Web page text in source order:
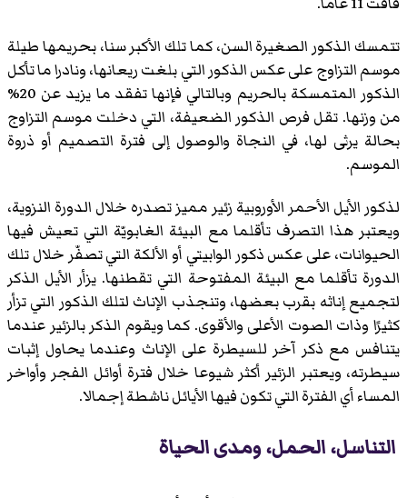
تتمسك الذكور الصغيرة السن، كما تلك الأكبر سنا، بحريمها طيلة
موسم التزاوج على عكس الذكور التي بلغت ريعانها، ونادرا ما تأكل
الذكور المتمسكة بالحريم وبالتالي فإنها تفقد ما يزيد عن 20%
من وزنها. تقل فرص الذكور الضعيفة، التي دخلت موسم التزاوج
بحالة يرثى لها، في النجاة والوصول إلى فترة التصميم أو ذروة
الموسم.
لذكور الأيل الأحمر الأوروبية زئير مميز تصدره خلال الدورة النزوية،
ويعتبر هذا التصرف تأقلما مع البيئة الغابويّة التي تعيش فيها
الحيوانات، على عكس ذكور الوابيتي أو الألكة التي تصفّر خلال تلك
الدورة تأقلما مع البيئة المفتوحة التي تقطنها. يزأر الأيل الذكر
لتجميع إناثه بقرب بعضها، وتنجذب الإناث لتلك الذكور التي تزأر
كثيرًا وذات الصوت الأعلى والأقوى. كما ويقوم الذكر بالزئير عندما
يتنافس مع ذكر آخر للسيطرة على الإناث وعندما يحاول إثبات
سيطرته، ويعتبر الزئير أكثر شيوعا خلال فترة أوائل الفجر وأواخر
المساء أي الفترة التي تكون فيها الأيائل ناشطة إجمالا.
التناسل، الحمل، ومدى الحياة